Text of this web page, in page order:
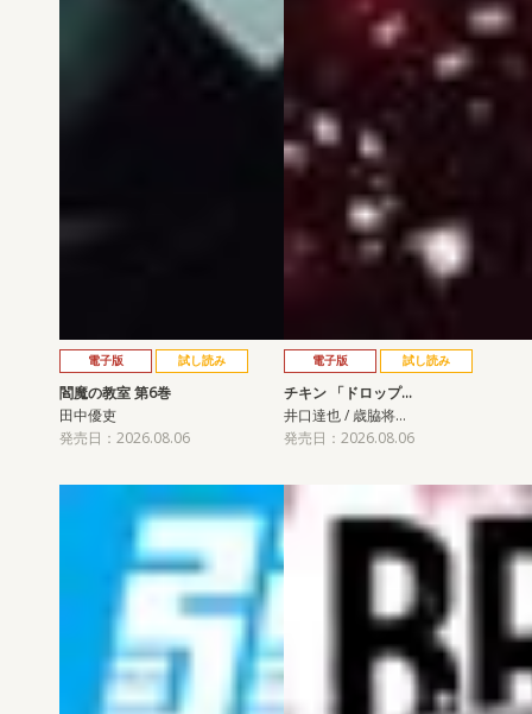
電子版 試し読み
閻魔の教室 第6巻
田中優吏
発売日：2026.08.06
電子版 試し読み
チキン 「ドロップ…
井口達也 / 歳脇将…
発売日：2026.08.06